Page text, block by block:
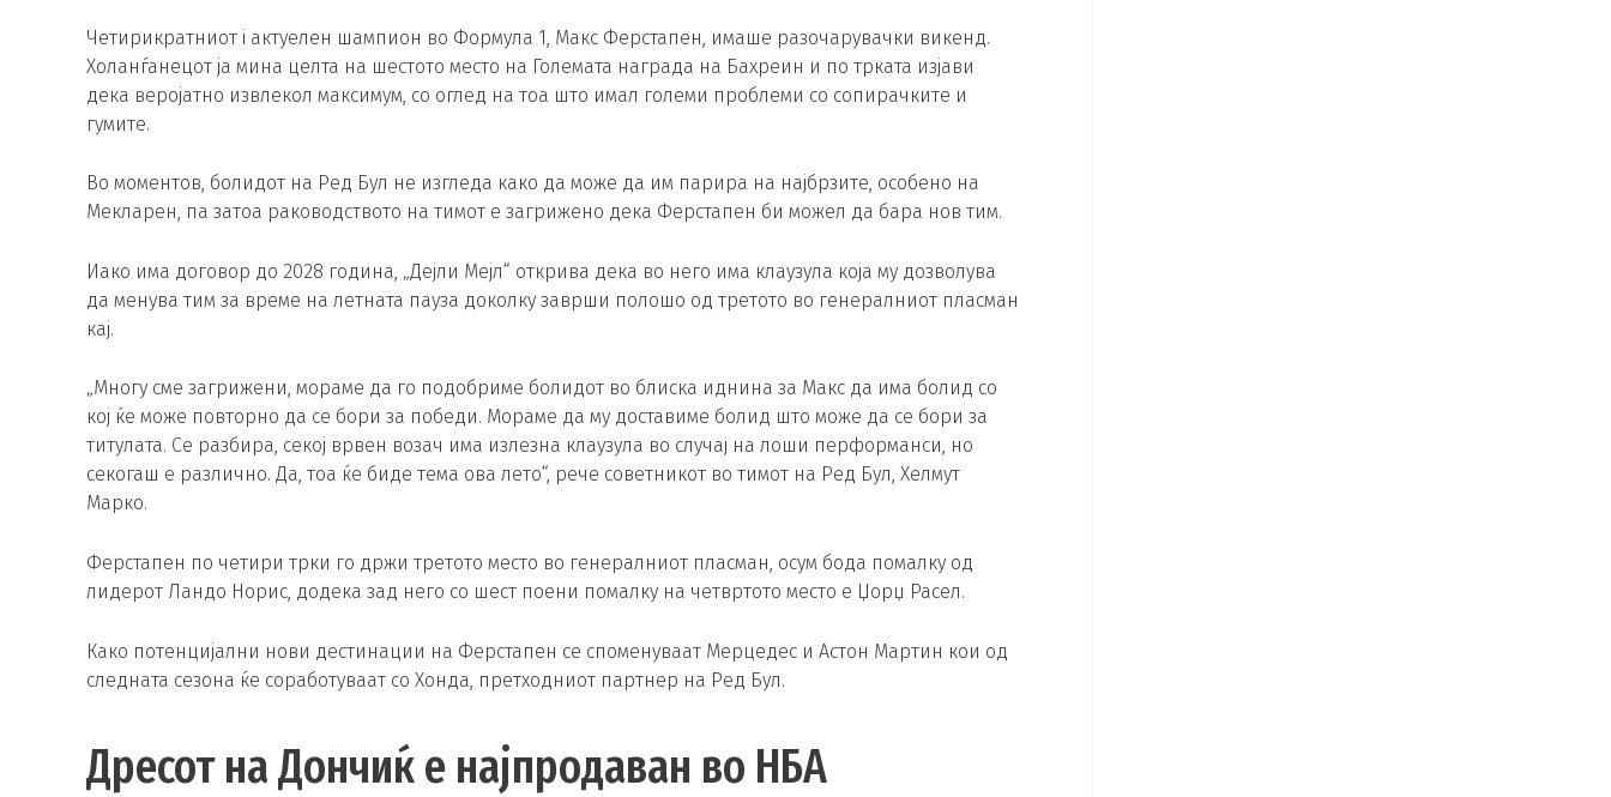
Четирикратниот i актуелен шампион во Формула 1, Макс Ферстапен, имаше разочарувачки викенд.
Холанѓанецот ја мина целта на шестото место на Големата награда на Бахреин и по трката изјави
дека веројатно извлекол максимум, со оглед на тоа што имал големи проблеми со сопирачките и
гумите.
Во моментов, болидот на Ред Бул не изгледа како да може да им парира на најбрзите, особено на
Мекларен, па затоа раководството на тимот е загрижено дека Ферстапен би можел да бара нов тим.
Иако има договор до 2028 година, „Дејли Мејл“ открива дека во него има клаузула која му дозволува
да менува тим за време на летната пауза доколку заврши полошо од третото во генералниот пласман
кај.
„Многу сме загрижени, мораме да го подобриме болидот во блиска иднина за Макс да има болид со
кој ќе може повторно да се бори за победи. Мораме да му доставиме болид што може да се бори за
титулата. Се разбира, секој врвен возач има излезна клаузула во случај на лоши перформанси, но
секогаш е различно. Да, тоа ќе биде тема ова лето“, рече советникот во тимот на Ред Бул, Хелмут
Марко.
Ферстапен по четири трки го држи третото место во генералниот пласман, осум бода помалку од
лидерот Ландо Норис, додека зад него со шест поени помалку на четвртото место е Џорџ Расел.
Како потенцијални нови дестинации на Ферстапен се споменуваат Мерцедес и Астон Мартин кои од
следната сезона ќе соработуваат со Хонда, претходниот партнер на Ред Бул.
Дресот на Дончиќ е најпродаван во НБА